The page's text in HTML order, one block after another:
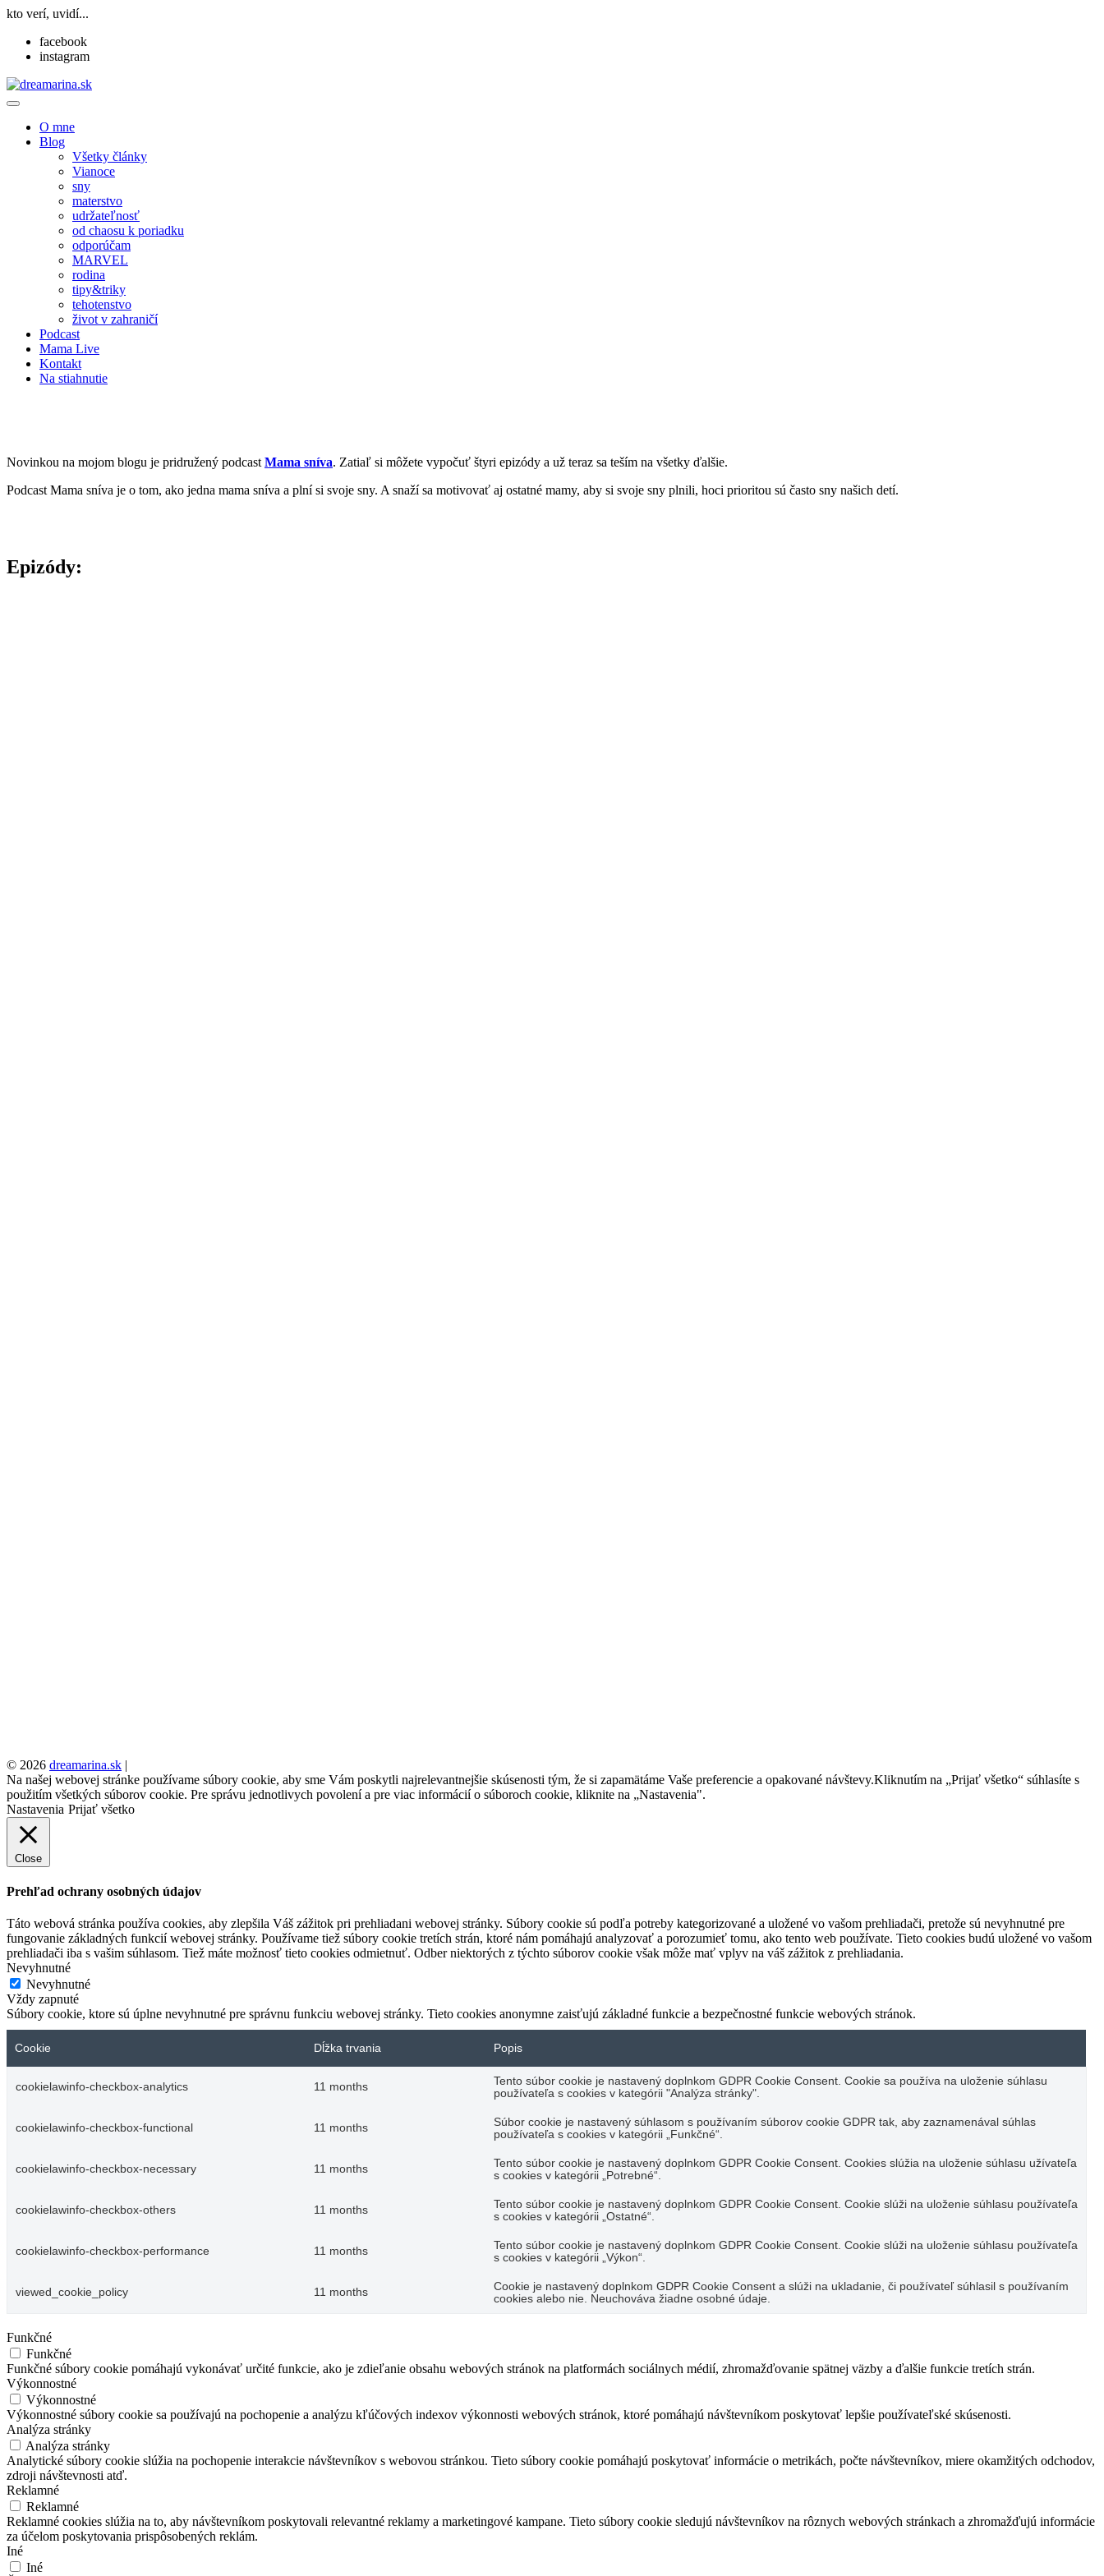
kto verí, uvidí...
facebook
instagram
O mne
Blog
Všetky články
Vianoce
sny
materstvo
udržateľnosť
od chaosu k poriadku
odporúčam
MARVEL
rodina
tipy&triky
tehotenstvo
život v zahraničí
Podcast
Mama Live
Kontakt
Na stiahnutie
Novinkou na mojom blogu je pridružený podcast Mama sníva. Zatiaľ si môžete vypočuť štyri epizódy a už teraz sa teším na všetky ďalšie.
Podcast Mama sníva je o tom, ako jedna mama sníva a plní si svoje sny. A snaží sa motivovať aj ostatné mamy, aby si svoje sny plnili, hoci prioritou sú často sny našich detí.
Epizódy:
© 2026 dreamarina.sk |
Na našej webovej stránke používame súbory cookie, aby sme Vám poskytli najrelevantnejšie skúsenosti tým, že si zapamätáme Vaše preferencie a opakované návštevy.Kliknutím na „Prijať všetko“ súhlasíte s
použitím všetkých súborov cookie. Pre správu jednotlivych povolení a pre viac informácií o súboroch cookie, kliknite na „Nastavenia".
Nastavenia Prijať všetko
Close
Prehľad ochrany osobných údajov
Táto webová stránka používa cookies, aby zlepšila Váš zážitok pri prehliadani webovej stránky. Súbory cookie sú podľa potreby kategorizované a uložené vo vašom prehliadači, pretože sú nevyhnutné pre
fungovanie základných funkcií webovej stránky. Používame tiež súbory cookie tretích strán, ktoré nám pomáhajú analyzovať a porozumieť tomu, ako tento web používate. Tieto cookies budú uložené vo vašom
prehliadači iba s vašim súhlasom. Tiež máte možnosť tieto cookies odmietnuť. Odber niektorých z týchto súborov cookie však môže mať vplyv na váš zážitok z prehliadania.
Nevyhnutné
Nevyhnutné
Vždy zapnuté
Súbory cookie, ktore sú úplne nevyhnutné pre správnu funkciu webovej stránky. Tieto cookies anonymne zaisťujú základné funkcie a bezpečnostné funkcie webových stránok.
Cookie Dĺžka trvania Popis
cookielawinfo-checkbox-analytics 11 months
Tento súbor cookie je nastavený doplnkom GDPR Cookie Consent. Cookie sa používa na uloženie súhlasu
používateľa s cookies v kategórii "Analýza stránky".
cookielawinfo-checkbox-functional 11 months
Súbor cookie je nastavený súhlasom s používaním súborov cookie GDPR tak, aby zaznamenával súhlas
používateľa s cookies v kategórii „Funkčné“.
cookielawinfo-checkbox-necessary 11 months
Tento súbor cookie je nastavený doplnkom GDPR Cookie Consent. Cookies slúžia na uloženie súhlasu užívateľa
s cookies v kategórii „Potrebné“.
cookielawinfo-checkbox-others 11 months
Tento súbor cookie je nastavený doplnkom GDPR Cookie Consent. Cookie slúži na uloženie súhlasu používateľa
s cookies v kategórii „Ostatné“.
cookielawinfo-checkbox-performance 11 months
Tento súbor cookie je nastavený doplnkom GDPR Cookie Consent. Cookie slúži na uloženie súhlasu používateľa
s cookies v kategórii „Výkon“.
viewed_cookie_policy 11 months
Cookie je nastavený doplnkom GDPR Cookie Consent a slúži na ukladanie, či používateľ súhlasil s používaním
cookies alebo nie. Neuchováva žiadne osobné údaje.
Funkčné
Funkčné
Funkčné súbory cookie pomáhajú vykonávať určité funkcie, ako je zdieľanie obsahu webových stránok na platformách sociálnych médií, zhromažďovanie spätnej väzby a ďalšie funkcie tretích strán.
Výkonnostné
Výkonnostné
Výkonnostné súbory cookie sa používajú na pochopenie a analýzu kľúčových indexov výkonnosti webových stránok, ktoré pomáhajú návštevníkom poskytovať lepšie používateľské skúsenosti.
Analýza stránky
Analýza stránky
Analytické súbory cookie slúžia na pochopenie interakcie návštevníkov s webovou stránkou. Tieto súbory cookie pomáhajú poskytovať informácie o metrikách, počte návštevníkov, miere okamžitých odchodov,
zdroji návštevnosti atď.
Reklamné
Reklamné
Reklamné cookies slúžia na to, aby návštevníkom poskytovali relevantné reklamy a marketingové kampane. Tieto súbory cookie sledujú návštevníkov na rôznych webových stránkach a zhromažďujú informácie
za účelom poskytovania prispôsobených reklám.
Iné
Iné